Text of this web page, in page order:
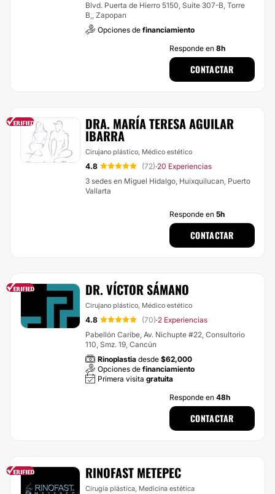
Blvd. Puerta de Hierro 5150, Suite 307-B, Torre
B,, Zapopan
Opciones de financiamiento
Responde en 8h
CONTACTAR
DRA. MARÍA TERESA AGUILAR
IBARRA
Cirujano plástico, Médico estético
4.8 (72)·20 Experiencias
3 sedes en Miguel Hidalgo, Huixquilucan, Puerto
Vallarta
Responde en 5h
CONTACTAR
DR. VÍCTOR SÁMANO
Cirujano plástico, Médico estético
4.8 (70)·2 Experiencias
Pabellón Caribe, Av. Nichupte #22, Consultorio
110, Smz. 19, Cancún
Rinoplastia desde $62,000
Opciones de financiamiento
Primera visita gratuita
Responde en 48h
CONTACTAR
RINOFAST METEPEC
Cirugía plástica, Medicina estética